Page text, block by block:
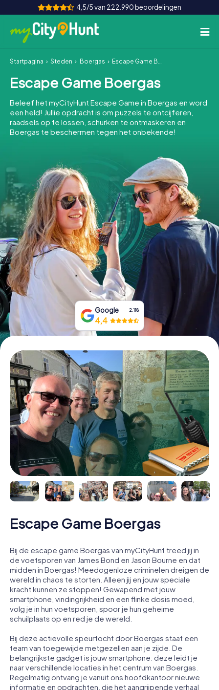
4,5/5 van 222.990 beoordelingen
Hoe het werkt
Steden
Tours
Teamevenement
INT AT CH
DE
ES
FR UK
IE
IT
NL
Boek tickets
Koop cadeaubonnen
Startpagina Steden Boergas Escape Game Boergas
Escape Game Boergas
Beleef het myCityHunt Escape Game in Boergas en word
een held! Jullie opdracht is om puzzels te ontcijferen,
raadsels op te lossen, schurken te ontmaskeren en
Boergas te beschermen tegen het onbekende!
Google 2.118
4,4
Escape Game Boergas
Bij de escape game Boergas van myCityHunt treed jij in
de voetsporen van James Bond en Jason Bourne en dat
midden in Boergas! Meedogenloze criminelen dreigen de
wereld in chaos te storten. Alleen jij en jouw speciale
kracht kunnen ze stoppen! Gewapend met jouw
smartphone, vindingrijkheid en een flinke dosis moed,
volg je in hun voetsporen, spoor je hun geheime
schuilplaats op en red je de wereld.
Bij deze actievolle speurtocht door Boergas staat een
team van toegewijde metgezellen aan je zijde. De
belangrijkste gadget is jouw smartphone: deze leidt je
naar verschillende locaties in het centrum van Boergas.
Regelmatig ontvang je vanuit ons hoofdkantoor nieuwe
informatie en opdrachten, die het aangrijpende verhaal